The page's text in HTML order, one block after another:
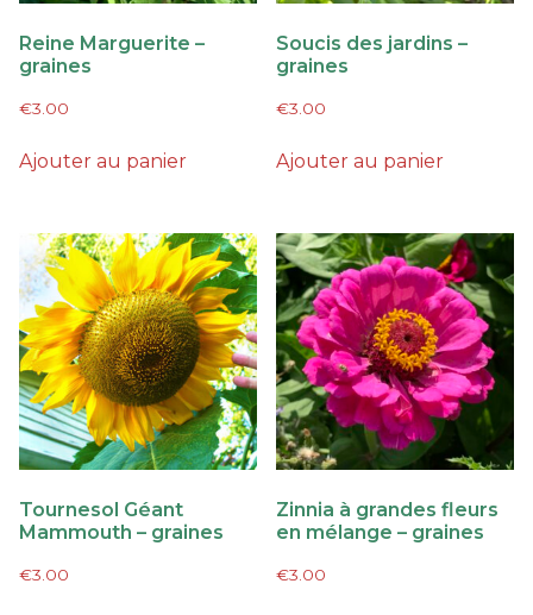
Reine Marguerite –
graines
€3.00
Ajouter au panier
Soucis des jardins –
graines
€3.00
Ajouter au panier
Tournesol Géant
Mammouth – graines
€3.00
Zinnia à grandes fleurs
en mélange – graines
€3.00